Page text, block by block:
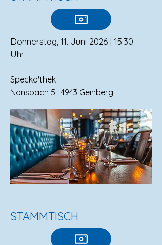
Donnerstag, 11. Juni 2026 | 15:30
Uhr
Specko'thek
Nonsbach 5 | 4943 Geinberg
STAMMTISCH